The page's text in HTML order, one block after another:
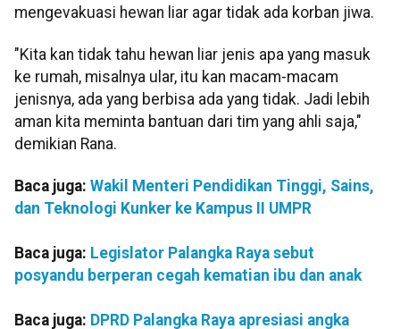
mengevakuasi hewan liar agar tidak ada korban jiwa.
"Kita kan tidak tahu hewan liar jenis apa yang masuk
ke rumah, misalnya ular, itu kan macam-macam
jenisnya, ada yang berbisa ada yang tidak. Jadi lebih
aman kita meminta bantuan dari tim yang ahli saja,"
demikian Rana.
Baca juga: Wakil Menteri Pendidikan Tinggi, Sains,
dan Teknologi Kunker ke Kampus II UMPR
Baca juga: Legislator Palangka Raya sebut
posyandu berperan cegah kematian ibu dan anak
Baca juga: DPRD Palangka Raya apresiasi angka